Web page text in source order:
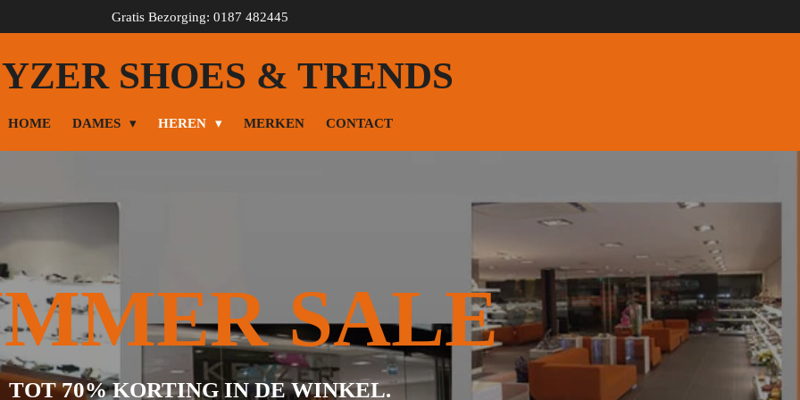
Gratis Bezorging: 0187 482445
SHOES & TRENDS
HOME DAMES HEREN MERKEN CONTACT
SALE
TOT 70% KORTING IN DE WINKEL.